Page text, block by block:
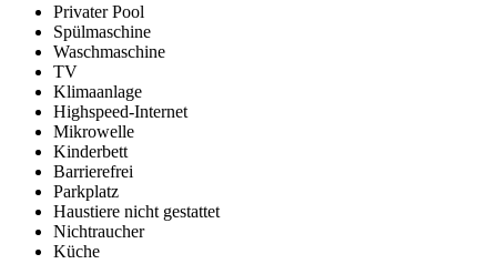
Privater Pool
Spülmaschine
Waschmaschine
TV
Klimaanlage
Highspeed-Internet
Mikrowelle
Kinderbett
Barrierefrei
Parkplatz
Haustiere nicht gestattet
Nichtraucher
Küche